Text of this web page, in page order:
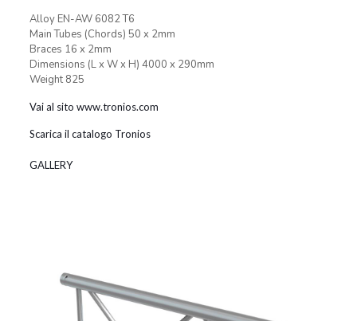
Alloy EN-AW 6082 T6
Main Tubes (Chords) 50 x 2mm
Braces 16 x 2mm
Dimensions (L x W x H) 4000 x 290mm
Weight 825
Vai al sito www.tronios.com
Scarica il catalogo Tronios
GALLERY